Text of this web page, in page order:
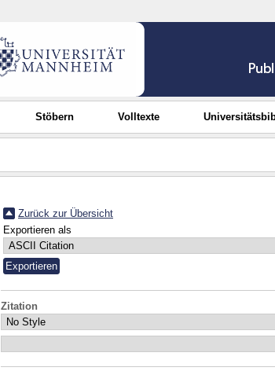
Stöbern Volltexte
Zurück zur Übersicht
Exportieren als
Zitation